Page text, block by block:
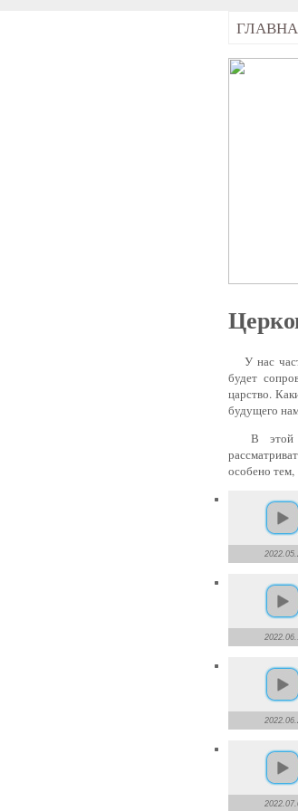
У нас
будет
царство.
будущего
В этой
особено